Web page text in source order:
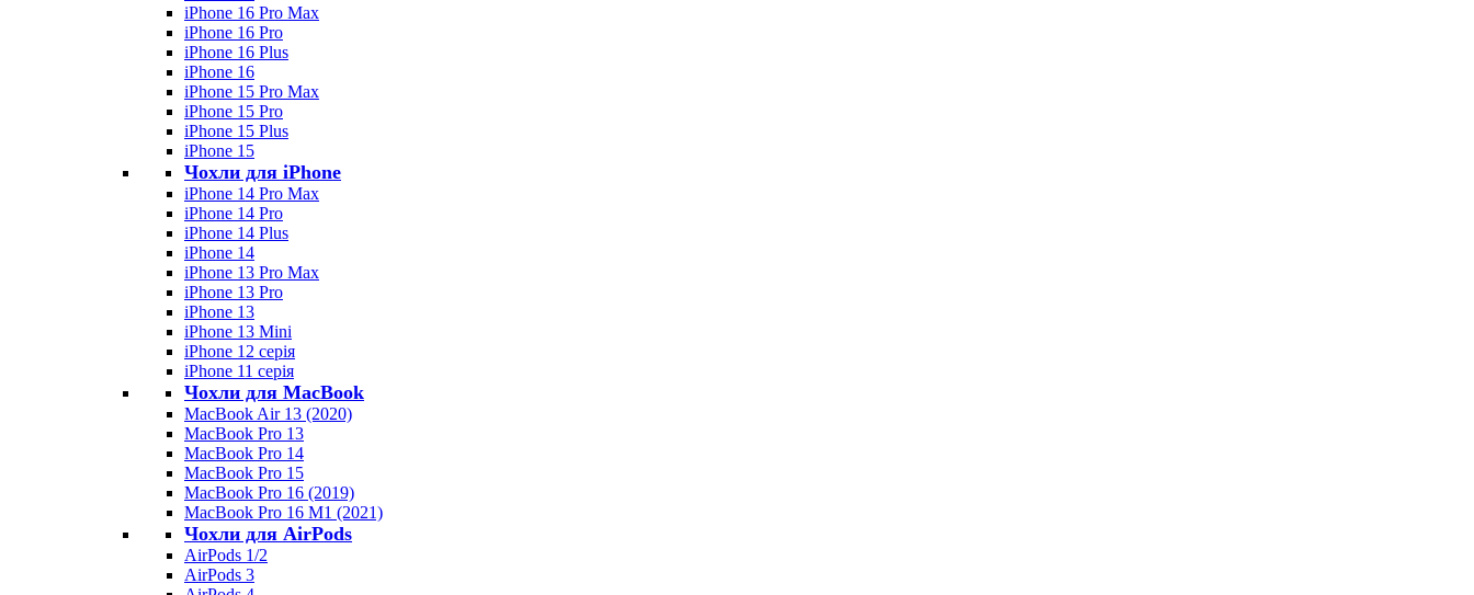
iPhone 16 Pro Max
iPhone 16 Pro
iPhone 16 Plus
iPhone 16
iPhone 15 Pro Max
iPhone 15 Pro
iPhone 15 Plus
iPhone 15
Чохли для iPhone
iPhone 14 Pro Max
iPhone 14 Pro
iPhone 14 Plus
iPhone 14
iPhone 13 Pro Max
iPhone 13 Pro
iPhone 13
iPhone 13 Mini
iPhone 12 серія
iPhone 11 серія
Чохли для MacBook
MacBook Air 13 (2020)
MacBook Pro 13
MacBook Pro 14
MacBook Pro 15
MacBook Pro 16 (2019)
MacBook Pro 16 M1 (2021)
Чохли для AirPods
AirPods 1/2
AirPods 3